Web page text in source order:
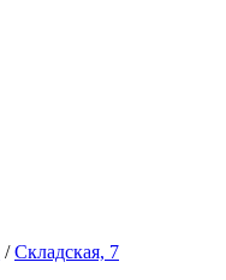
/Складская, 7